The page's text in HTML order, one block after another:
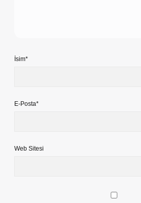
İsim*
E-Posta*
Web Sitesi